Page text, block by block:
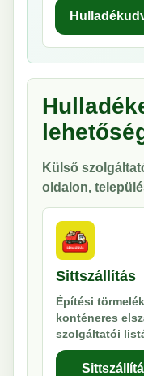
Külső
oldalon,
Sittszállítás
Építési
konténeres
szolgáltatói